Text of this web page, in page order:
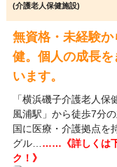
(介護老人保健施設)
無資格・未経験
健。個人の成長
います。
「横浜磯子介護老人
風浦駅」から徒歩7分
国に医療・介護拠点を
グル… ……《詳しくは下
ク！》